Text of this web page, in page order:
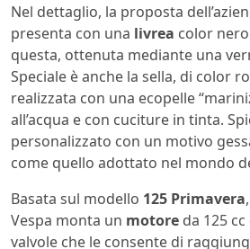
Nel dettaglio, la proposta
presenta con una livrea color
questa, ottenuta mediante una
Speciale è anche la sella, di color
realizzata con una ecopelle
all’acqua e con cuciture in tinta.
personalizzato con un motivo
come quello adottato nel mondo
Basata sul modello 125 Primavera
Vespa monta un motore da 125
valvole che le consente di